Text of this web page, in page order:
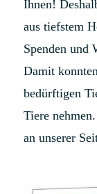
Ihnen!
aus tiefstem
Spenden und
Damit
bedürftigen
Tiere
an unserer